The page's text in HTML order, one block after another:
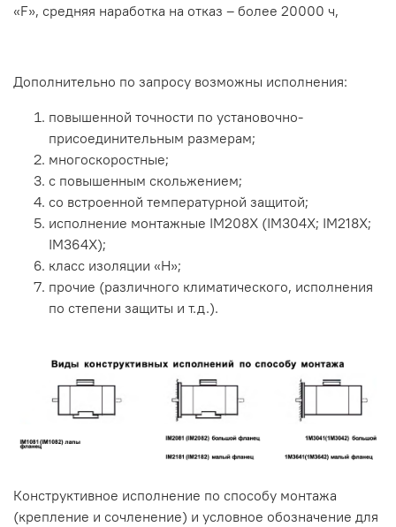
«F», средняя наработка на отказ – более 20000 ч,
Дополнительно по запросу возможны исполнения:
повышенной точности по установочно-
присоединительным размерам;
многоскоростные;
с повышенным скольжением;
со встроенной температурной защитой;
исполнение монтажные IM208X (IM304X; IM218X;
IM364X);
класс изоляции «Н»;
прочие (различного климатического, исполнения
по степени защиты и т.д.).
Конструктивное исполнение по способу монтажа
(крепление и сочленение) и условное обозначение для